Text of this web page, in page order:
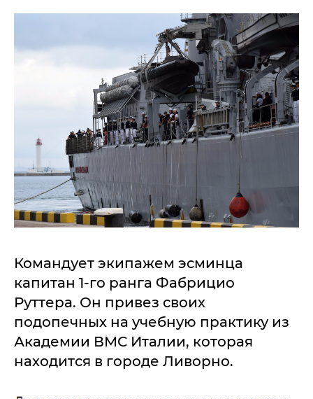
Командует экипажем эсминца
капитан 1-го ранга Фабрицио
Руттера. Он привез своих
подопечных на учебную практику из
Академии ВМС Италии, которая
находится в городе Ливорно.